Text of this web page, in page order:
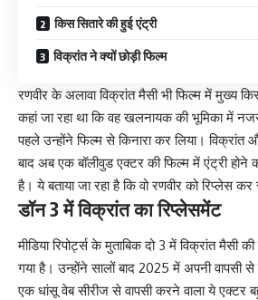
किस सितारे की हुई एंट्री
विक्रांत ने क्यों छोड़ी फिल्म
रणवीर के अलावा विक्रांत मैसी भी फिल्म में मुख्य
कहां जा रहा था कि वह खलनायक की भूमिका में
पहले उन्होंने फिल्म से किनारा कर लिया। विक्रांत
बाद अब एक बॉलीवुड एक्टर की फिल्म में एंट्री होने
है। ये बताया जा रहा है कि वो रणवीर को रिप्लेस कर
डॉन 3 में विक्रांत का रिप्लेसमेंट
मीडिया रिपोर्ट्स के मुताबिक दो 3 में विक्रांत मैसी
गया है। उन्होंने सालों बाद 2025 में अपनी वापसी
एक धांसू वेब सीरीज से वापसी करने वाला ये एक्टर